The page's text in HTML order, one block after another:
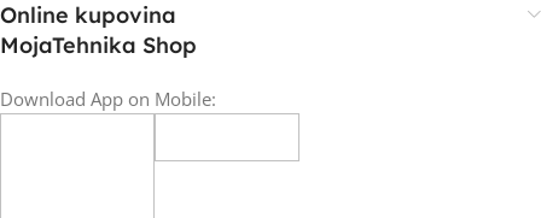
Online kupovina
MojaTehnika Shop
Download App on Mobile: